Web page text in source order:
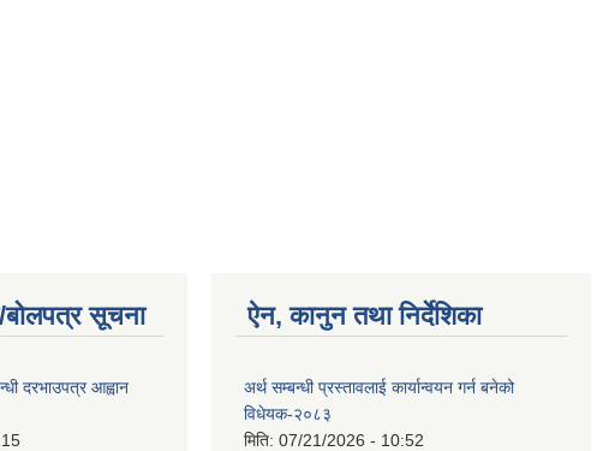
बोलपत्र सूचना
दरभाउपत्र आह्वान
ऐन, कानुन तथा निर्देशिका
अर्थ सम्बन्धी प्रस्तावलाई कार्यान्वयन गर्न बनेको
विधेयक-२०८३
मिति: 07/21/2026 - 10:52